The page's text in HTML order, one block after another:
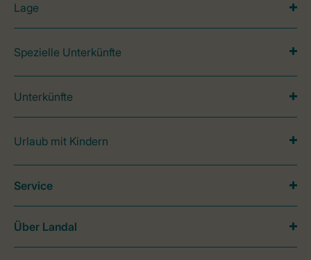
Lage
Spezielle Unterkünfte
Unterkünfte
Urlaub mit Kindern
Service
Über Landal